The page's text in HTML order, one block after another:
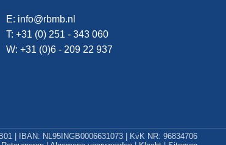
E: info@rbmb.nl
T: +31 (0) 251 - 343 060
W: +31 (0)6 - 209 22 937
| IBAN: NL95INGB0006631073 | KvK NR: 96834706